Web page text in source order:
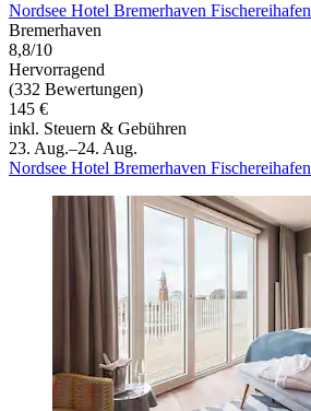
Nordsee Hotel Bremerhaven Fischereihafen
Bremerhaven
8,8/10
Hervorragend
(332 Bewertungen)
145 €
inkl. Steuern & Gebühren
23. Aug.–24. Aug.
Nordsee Hotel Bremerhaven Fischereihafen